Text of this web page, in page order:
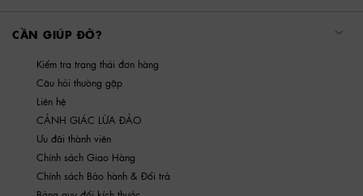
CẦN GIÚP ĐỠ?
Kiểm tra trạng thái đơn hàng
Câu hỏi thường gặp
Liên hệ
CẢNH GIÁC LỪA ĐẢO
Ưu đãi thành viên
Chính sách Giao Hàng
Chính sách Bảo hành & Đổi trả